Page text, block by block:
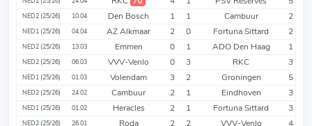
NED2 (25/26) 10.04 Den Bosch 1 1 Cambuur 2
NED1 (25/26) 04.04 AZ Alkmaar 2 0 Fortuna Sittard 2
NED2 (25/26) 13.03 Emmen 0 1 ADO Den Haag 1
NED2 (25/26) 06.03 VVV-Venlo 0 3 RKC 3
NED1 (25/26) 01.03 Volendam 3 2 Groningen 5
NED2 (25/26) 24.02 Cambuur 2 1 Eindhoven 3
NED1 (25/26) 01.02 Heracles 2 1 Fortuna Sittard 3
NED2 (25/26) 26.01 Roda 2 2 VVV-Venlo 4